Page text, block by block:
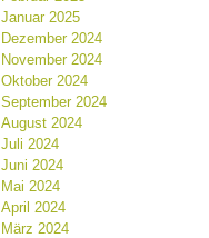
Januar 2025
Dezember 2024
November 2024
Oktober 2024
September 2024
August 2024
Juli 2024
Juni 2024
Mai 2024
April 2024
März 2024